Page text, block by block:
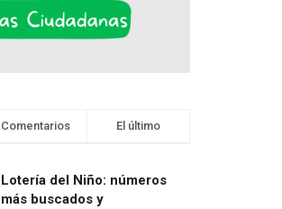
Comentarios El último
Lotería del Niño: números
más buscados y